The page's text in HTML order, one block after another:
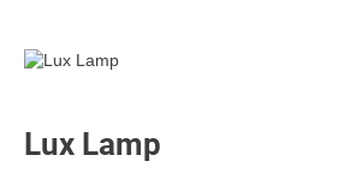
Lux Lamp